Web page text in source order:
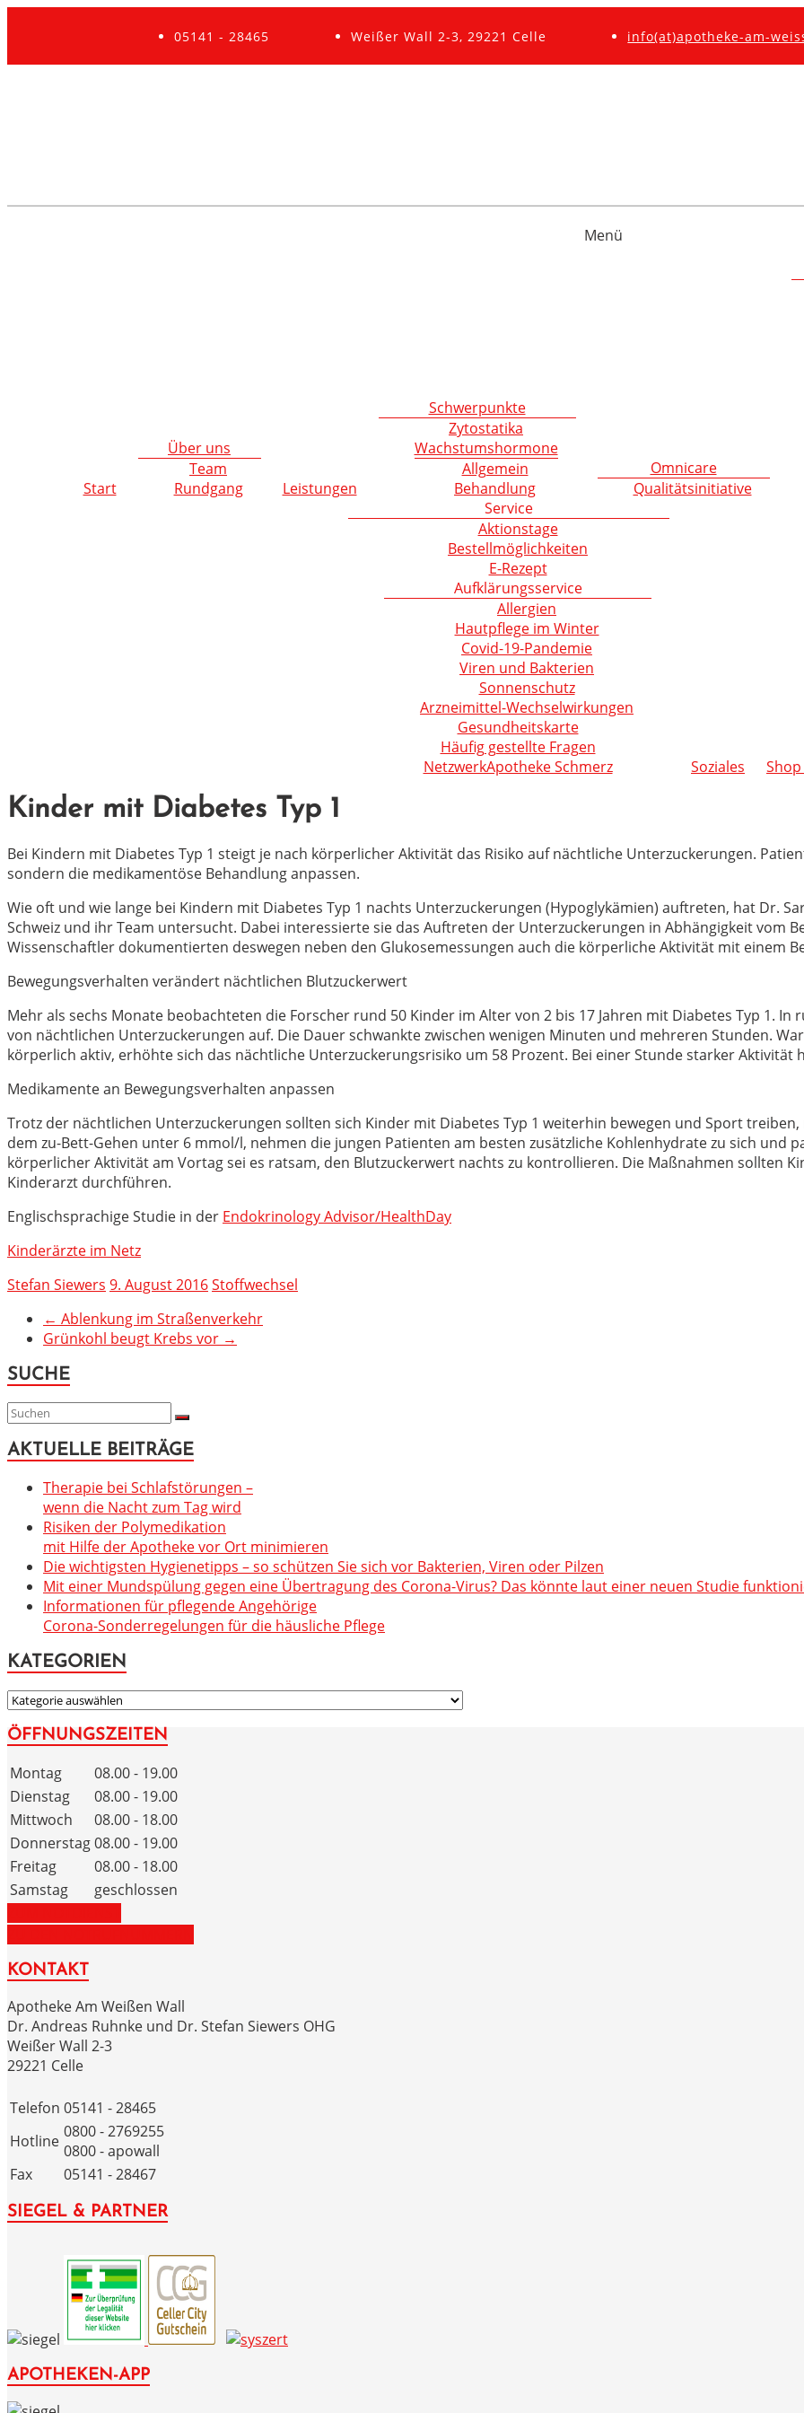
05141 - 28465 Weißer Wall 2-3, 29221 Celle info(at)apotheke-am-
Menü
Start
Über uns
Team
Rundgang
Leistungen
Schwerpunkte
Zytostatika
Wachstumshormone
Allgemein
Behandlung
Omnicare
Qualitätsinitiative
Service
Aktionstage
Bestellmöglichkeiten
E-Rezept
Aufklärungsservice
Allergien
Hautpflege im Winter
Covid-19-Pandemie
Viren und Bakterien
Sonnenschutz
Arzneimittel-Wechselwirkungen
Gesundheitskarte
Häufig gestellte Fragen
NetzwerkApotheke Schmerz
Soziales
Kinder mit Diabetes Typ 1
Bei Kindern mit Diabetes Typ 1 steigt je nach körperlicher Aktivität das Risiko auf nächtliche Unterzuckerungen.
sondern die medikamentöse Behandlung anpassen.
Wie oft und wie lange bei Kindern mit Diabetes Typ 1 nachts Unterzuckerungen (Hypoglykämien) auftreten, hat Dr.
Schweiz und ihr Team untersucht. Dabei interessierte sie das Auftreten der Unterzuckerungen in Abhängigkeit vom
Wissenschaftler dokumentierten deswegen neben den Glukosemessungen auch die körperliche Aktivität mit einem
Bewegungsverhalten verändert nächtlichen Blutzuckerwert
Mehr als sechs Monate beobachteten die Forscher rund 50 Kinder im Alter von 2 bis 17 Jahren mit Diabetes Typ 1.
von nächtlichen Unterzuckerungen auf. Die Dauer schwankte zwischen wenigen Minuten und mehreren Stunden.
körperlich aktiv, erhöhte sich das nächtliche Unterzuckerungsrisiko um 58 Prozent. Bei einer Stunde starker Aktivität
Medikamente an Bewegungsverhalten anpassen
Trotz der nächtlichen Unterzuckerungen sollten sich Kinder mit Diabetes Typ 1 weiterhin bewegen und Sport
dem zu-Bett-Gehen unter 6 mmol/l, nehmen die jungen Patienten am besten zusätzliche Kohlenhydrate zu sich und
körperlicher Aktivität am Vortag sei es ratsam, den Blutzuckerwert nachts zu kontrollieren. Die Maßnahmen sollten
Kinderarzt durchführen.
Englischsprachige Studie in der Endokrinology Advisor/HealthDay
Kinderärzte im Netz
Stefan Siewers 9. August 2016Stoffwechsel
← Ablenkung im Straßenverkehr
Grünkohl beugt Krebs vor →
SUCHE
AKTUELLE BEITRÄGE
Therapie bei Schlafstörungen –
wenn die Nacht zum Tag wird
Risiken der Polymedikation
mit Hilfe der Apotheke vor Ort minimieren
Die wichtigsten Hygienetipps – so schützen Sie sich vor Bakterien, Viren oder Pilzen
Mit einer Mundspülung gegen eine Übertragung des Corona-Virus? Das könnte laut einer neuen Studie
Informationen für pflegende Angehörige
Corona-Sonderregelungen für die häusliche Pflege
KATEGORIEN
KATEGORIEN
ÖFFNUNGSZEITEN
Montag
08.00 - 19.00
Dienstag
08.00 - 19.00
Mittwoch
08.00 - 18.00
Donnerstag08.00 - 19.00
Freitag
08.00 - 18.00
Samstag
geschlossen
KONTAKT
Apotheke Am Weißen Wall
Dr. Andreas Ruhnke und Dr. Stefan Siewers OHG
Weißer Wall 2-3
29221 Celle
Telefon 05141 - 28465
Hotline 0800 - 2769255
0800 - apowall
Fax
05141 - 28467
SIEGEL & PARTNER
APOTHEKEN-APP